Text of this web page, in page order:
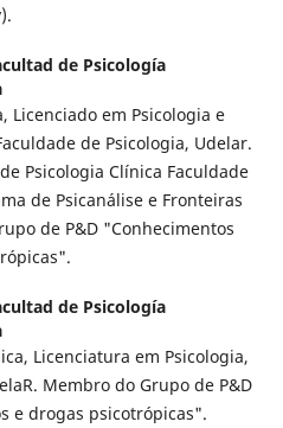
de Psicología
Licenciado em Psicologia e
de Psicologia, Udelar.
Psicologia Clínica Faculdade
de Psicanálise e Fronteiras
de P&D "Conhecimentos
de Psicología
Licenciatura em Psicologia,
Membro do Grupo de P&D
e drogas psicotrópicas".